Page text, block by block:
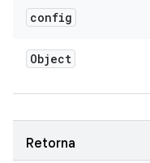
config
Object
Retorna